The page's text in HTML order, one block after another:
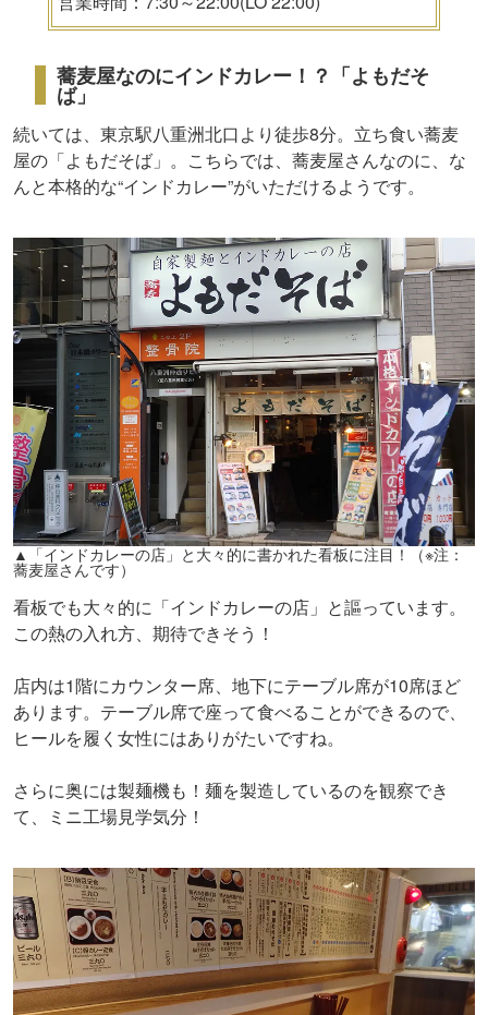
蕎麦屋なのにインドカレー！？「よもだそ
ば」
続いては、東京駅八重洲北口より徒歩8分。立ち食い蕎麦
屋の「よもだそば」。こちらでは、蕎麦屋さんなのに、な
んと本格的な“インドカレー”がいただけるようです。
▲「インドカレーの店」と大々的に書かれた看板に注目！（※注：
蕎麦屋さんです）
看板でも大々的に「インドカレーの店」と謳っています。
この熱の入れ方、期待できそう！
店内は1階にカウンター席、地下にテーブル席が10席ほど
あります。テーブル席で座って食べることができるので、
ヒールを履く女性にはありがたいですね。
さらに奥には製麺機も！麺を製造しているのを観察でき
て、ミニ工場見学気分！